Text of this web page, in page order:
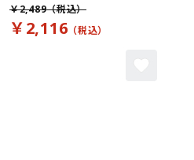
￥2,116
￥2,489